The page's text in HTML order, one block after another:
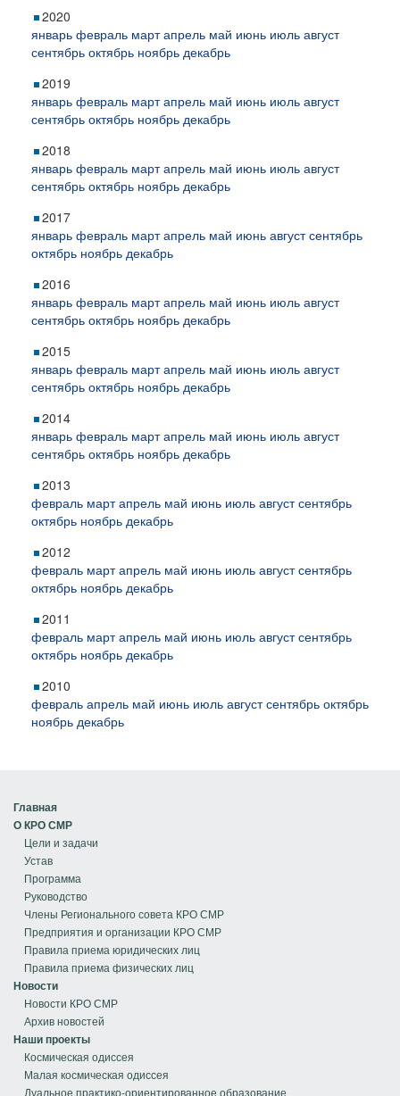
2020
январь февраль март апрель май июнь июль август
сентябрь октябрь ноябрь декабрь
2019
январь февраль март апрель май июнь июль август
сентябрь октябрь ноябрь декабрь
2018
январь февраль март апрель май июнь июль август
сентябрь октябрь ноябрь декабрь
2017
январь февраль март апрель май июнь август сентябрь
октябрь ноябрь декабрь
2016
январь февраль март апрель май июнь июль август
сентябрь октябрь ноябрь декабрь
2015
январь февраль март апрель май июнь июль август
сентябрь октябрь ноябрь декабрь
2014
январь февраль март апрель май июнь июль август
сентябрь октябрь ноябрь декабрь
2013
февраль март апрель май июнь июль август сентябрь
октябрь ноябрь декабрь
2012
февраль март апрель май июнь июль август сентябрь
октябрь ноябрь декабрь
2011
февраль март апрель май июнь июль август сентябрь
октябрь ноябрь декабрь
2010
февраль апрель май июнь июль август сентябрь октябрь
ноябрь декабрь
Главная
О КРО СМР
Цели и задачи
Устав
Программа
Руководство
Члены Регионального совета КРО СМР
Предприятия и организации КРО СМР
Правила приема юридических лиц
Правила приема физических лиц
Новости
Новости КРО СМР
Архив новостей
Наши проекты
Космическая одиссея
Малая космическая одиссея
Дуальное практико-ориентированное образование